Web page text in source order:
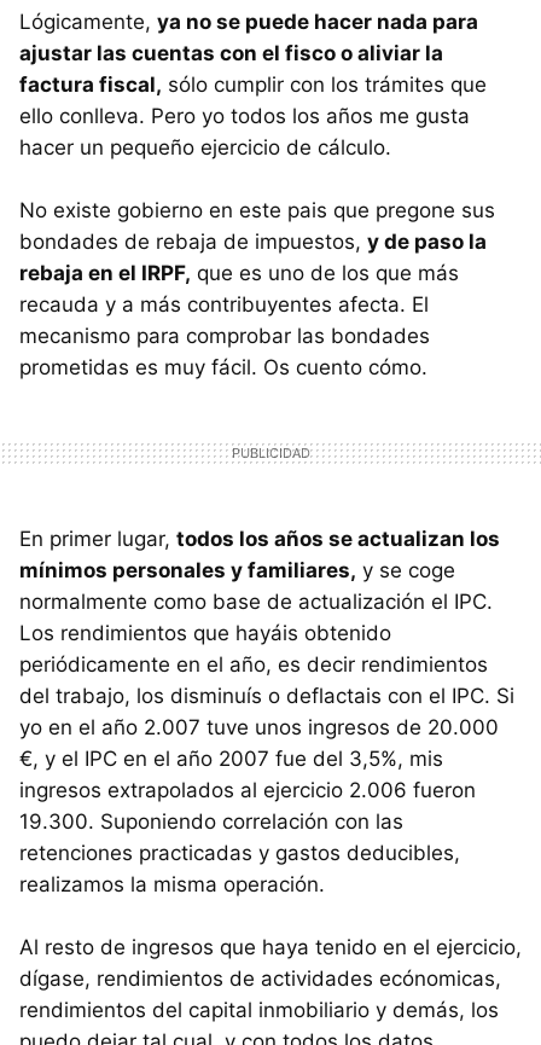
Lógicamente, ya no se puede hacer nada para
ajustar las cuentas con el fisco o aliviar la
factura fiscal, sólo cumplir con los trámites que
ello conlleva. Pero yo todos los años me gusta
hacer un pequeño ejercicio de cálculo.
No existe gobierno en este pais que pregone sus
bondades de rebaja de impuestos, y de paso la
rebaja en el IRPF, que es uno de los que más
recauda y a más contribuyentes afecta. El
mecanismo para comprobar las bondades
prometidas es muy fácil. Os cuento cómo.
En primer lugar, todos los años se actualizan los
mínimos personales y familiares, y se coge
normalmente como base de actualización el IPC.
Los rendimientos que hayáis obtenido
periódicamente en el año, es decir rendimientos
del trabajo, los disminuís o deflactais con el IPC. Si
yo en el año 2.007 tuve unos ingresos de 20.000
€, y el IPC en el año 2007 fue del 3,5%, mis
ingresos extrapolados al ejercicio 2.006 fueron
19.300. Suponiendo correlación con las
retenciones practicadas y gastos deducibles,
realizamos la misma operación.
Al resto de ingresos que haya tenido en el ejercicio,
dígase, rendimientos de actividades ecónomicas,
rendimientos del capital inmobiliario y demás, los